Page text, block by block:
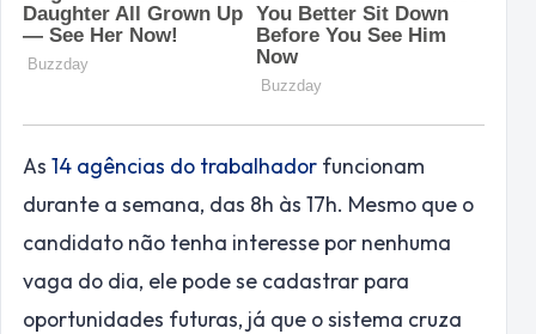
As 14 agências do trabalhador funcionam
durante a semana, das 8h às 17h. Mesmo que o
candidato não tenha interesse por nenhuma
vaga do dia, ele pode se cadastrar para
oportunidades futuras, já que o sistema cruza